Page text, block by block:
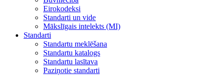
Eirokodeksi
Standarti un vide
Mākslīgais intelekts (MI)
Standarti
Standartu meklēšana
Standartu katalogs
Standartu lasītava
Paziņotie standarti